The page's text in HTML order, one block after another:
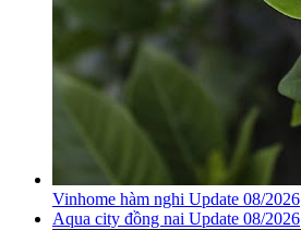
Vinhome hàm nghi Update 08/2026
Aqua city đồng nai Update 08/2026